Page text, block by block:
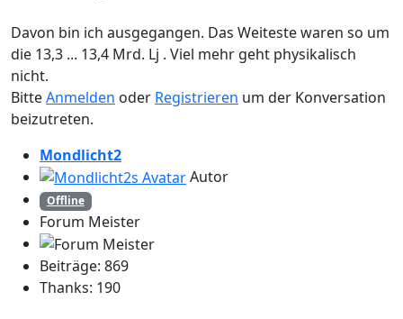
Davon bin ich ausgegangen. Das Weiteste waren so um
die 13,3 ... 13,4 Mrd. Lj . Viel mehr geht physikalisch
nicht.
BitteAnmelden oder Registrieren um der Konversation
beizutreten.
Mondlicht2
Autor
Offline
Forum Meister
Beiträge: 869
Thanks: 190